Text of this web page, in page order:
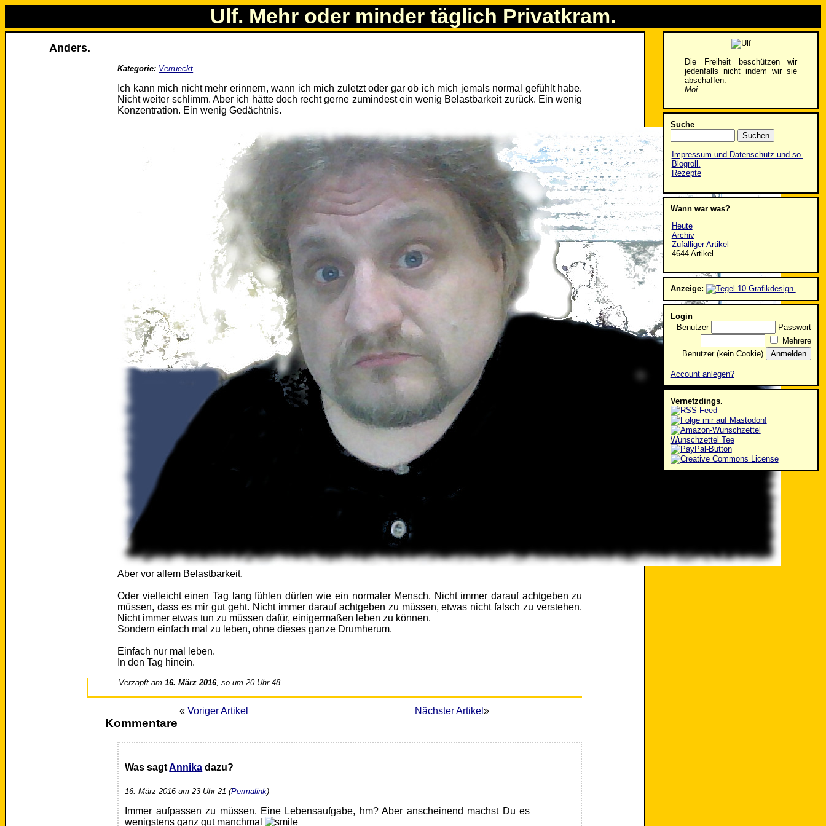
Ulf. Mehr oder minder täglich Privatkram.
Anders.
Kategorie: Verrueckt
Ich kann mich nicht mehr erinnern, wann ich mich zuletzt oder gar ob ich mich jemals normal gefühlt habe.
Nicht weiter schlimm. Aber ich hätte doch recht gerne zumindest ein wenig Belastbarkeit zurück. Ein wenig
Konzentration. Ein wenig Gedächtnis.
Aber vor allem Belastbarkeit.
Oder vielleicht einen Tag lang fühlen dürfen wie ein normaler Mensch. Nicht immer darauf achtgeben zu
müssen, dass es mir gut geht. Nicht immer darauf achtgeben zu müssen, etwas nicht falsch zu verstehen.
Nicht immer etwas tun zu müssen dafür, einigermaßen leben zu können.
Sondern einfach mal zu leben, ohne dieses ganze Drumherum.
Einfach nur mal leben.
In den Tag hinein.
Verzapft am16. März 2016, so um 20 Uhr 48
« Voriger Artikel Nächster Artikel »
Kommentare
Was sagtAnnika dazu?
16. März 2016 um 23 Uhr 21 (Permalink)
Immer aufpassen zu müssen. Eine Lebensaufgabe, hm? Aber anscheinend machst Du es
wenigstens ganz gut manchmal
Die Freiheit beschützen wir
jedenfalls nicht indem wir sie
abschaffen.
Moi
Suche
Impressum und Datenschutz und so.
Blogroll.
Rezepte
Wann war was?
Heute
Archiv
Zufälliger Artikel
4644 Artikel.
Anzeige:
Login
Benutzer
Passwort
Mehrere
Benutzer (kein Cookie)
Account anlegen?
Vernetzdings.
Wunschzettel Tee